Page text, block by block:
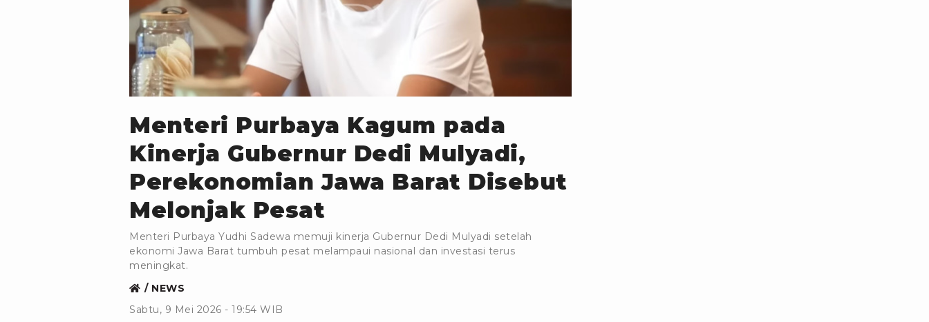
YouTube/KANGDEDIMULYADICHANNEL
Menteri Purbaya Kagum pada
Kinerja Gubernur Dedi Mulyadi,
Perekonomian Jawa Barat Disebut
Melonjak Pesat
Menteri Purbaya Yudhi Sadewa memuji kinerja Gubernur Dedi Mulyadi setelah
ekonomi Jawa Barat tumbuh pesat melampaui nasional dan investasi terus
meningkat.
NEWS
Sabtu, 9 Mei 2026 - 19:54 WIB